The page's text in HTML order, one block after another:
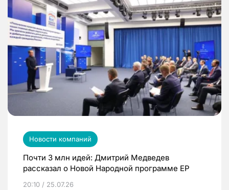
Новости компаний
Почти 3 млн идей: Дмитрий Медведев
рассказал о Новой Народной программе ЕР
20:10 / 25.07.26